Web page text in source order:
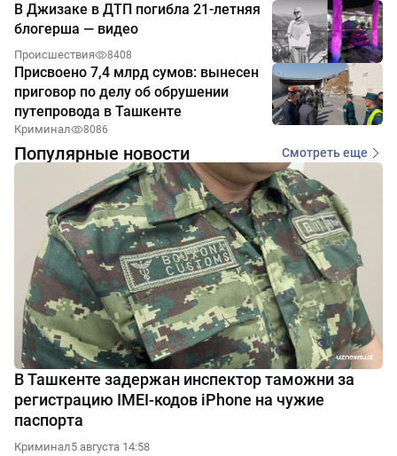
В Джизаке в ДТП погибла 21-летняя
блогерша — видео
Происшествия 8408
Присвоено 7,4 млрд сумов: вынесен
приговор по делу об обрушении
путепровода в Ташкенте
Криминал 8086
Популярные новости Смотреть еще
В Ташкенте задержан инспектор таможни за
регистрацию IMEI-кодов iPhone на чужие
паспорта
Криминал5 августа 14:58